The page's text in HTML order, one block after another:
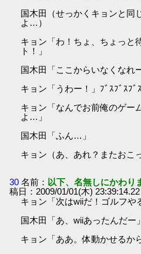
国木田（せっかくキョンと
よ…）
キョン「わ！ちょ、ちょっと
ト！」
国木田「ここからいなくなれ
キョン「うわー！」ﾌﾞｽﾌﾞｽﾌﾞｽ
キョン「なんでお前俺のゲー
よ…」
国木田「ふん…」
キョン（あ、あれ？またおこ
30 名前： 以下、名無しにかわり
稿日：2009/01/01(木)
キョン「次はwiiだ！ゴルフや
国木田「あ、wiiあったんだー」
キョン「ああ。体動かせるか